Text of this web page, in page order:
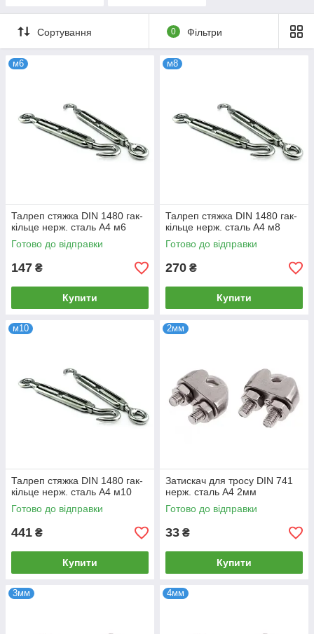
Сортування 0 Фільтри
м6
Талреп стяжка DIN 1480 гак-
кільце нерж. сталь А4 м6
Готово до відправки
147 ₴
Купити
м8
Талреп стяжка DIN 1480 гак-
кільце нерж. сталь А4 м8
Готово до відправки
270 ₴
Купити
м10
Талреп стяжка DIN 1480 гак-
кільце нерж. сталь А4 м10
Готово до відправки
441 ₴
Купити
2мм
Затискач для тросу DIN 741
нерж. сталь А4 2мм
Готово до відправки
33 ₴
Купити
3мм 4мм